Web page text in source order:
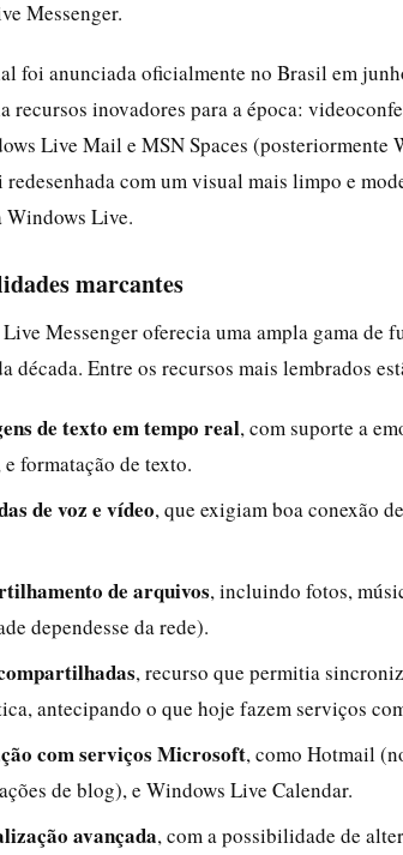
Messenger.
foi anunciada oficialmente no Brasil em
recursos inovadores para a época:
Live Mail e MSN Spaces (posteriormente
com um visual mais limpo e
Windows Live.
marcantes
Messenger oferecia uma ampla gama
década. Entre os recursos mais lembrados
de texto em tempo real, com suporte a
formatação de texto.
de voz e vídeo, que exigiam boa conexão
de arquivos, incluindo fotos,
dependesse da rede).
, recurso que permitia
antecipando o que hoje fazem serviços
com serviços Microsoft, como Hotmail
de blog), e Windows Live Calendar.
avançada, com a possibilidade de